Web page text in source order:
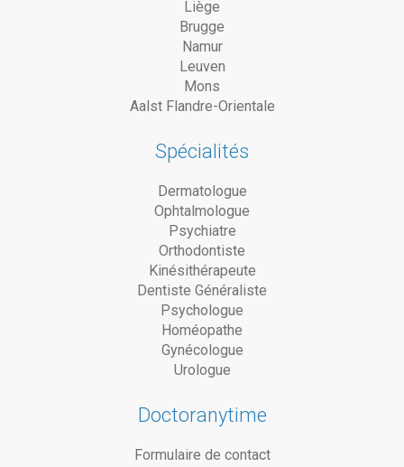
Liège
Brugge
Namur
Leuven
Mons
Aalst Flandre-Orientale
Spécialités
Dermatologue
Ophtalmologue
Psychiatre
Orthodontiste
Kinésithérapeute
Dentiste Généraliste
Psychologue
Homéopathe
Gynécologue
Urologue
Doctoranytime
Formulaire de contact